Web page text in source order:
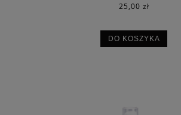
25,00 zł
DO KOSZYKA